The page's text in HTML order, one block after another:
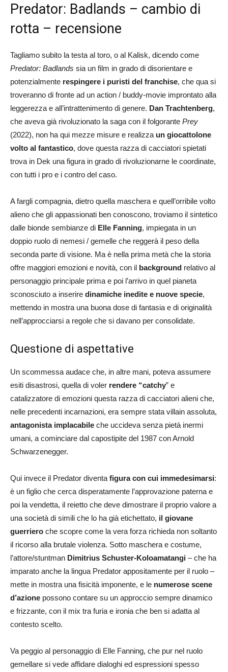
Predator: Badlands – cambio di
rotta – recensione
Tagliamo subito la testa al toro, o al Kalisk, dicendo come
Predator: Badlands sia un film in grado di disorientare e
potenzialmente respingere i puristi del franchise, che qua si
troveranno di fronte ad un action / buddy-movie improntato alla
leggerezza e all’intrattenimento di genere. Dan Trachtenberg,
che aveva già rivoluzionato la saga con il folgorante Prey
(2022), non ha qui mezze misure e realizza un giocattolone
volto al fantastico, dove questa razza di cacciatori spietati
trova in Dek una figura in grado di rivoluzionarne le coordinate,
con tutti i pro e i contro del caso.
A fargli compagnia, dietro quella maschera e quell’orribile volto
alieno che gli appassionati ben conoscono, troviamo il sintetico
dalle bionde sembianze di Elle Fanning, impiegata in un
doppio ruolo di nemesi / gemelle che reggerà il peso della
seconda parte di visione. Ma è nella prima metà che la storia
offre maggiori emozioni e novità, con il background relativo al
personaggio principale prima e poi l’arrivo in quel pianeta
sconosciuto a inserire dinamiche inedite e nuove specie,
mettendo in mostra una buona dose di fantasia e di originalità
nell’approcciarsi a regole che si davano per consolidate.
Questione di aspettative
Un scommessa audace che, in altre mani, poteva assumere
esiti disastrosi, quella di voler rendere “catchy” e
catalizzatore di emozioni questa razza di cacciatori alieni che,
nelle precedenti incarnazioni, era sempre stata villain assoluta,
antagonista implacabile che uccideva senza pietà inermi
umani, a cominciare dal capostipite del 1987 con Arnold
Schwarzenegger.
Qui invece il Predator diventa figura con cui immedesimarsi:
è un figlio che cerca disperatamente l’approvazione paterna e
poi la vendetta, il reietto che deve dimostrare il proprio valore a
una società di simili che lo ha già etichettato, il giovane
guerriero che scopre come la vera forza richieda non soltanto
il ricorso alla brutale violenza. Sotto maschera e costume,
l’attore/stuntman Dimitrius Schuster-Koloamatangi – che ha
imparato anche la lingua Predator appositamente per il ruolo –
mette in mostra una fisicità imponente, e le numerose scene
d’azione possono contare su un approccio sempre dinamico
e frizzante, con il mix tra furia e ironia che ben si adatta al
contesto scelto.
Va peggio al personaggio di Elle Fanning, che pur nel ruolo
gemellare si vede affidare dialoghi ed espressioni spesso